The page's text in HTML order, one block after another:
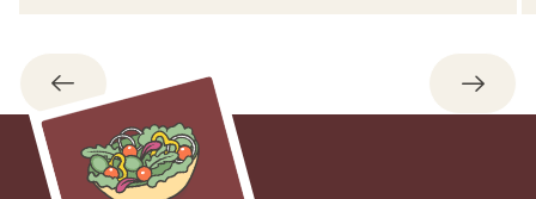
Обратно